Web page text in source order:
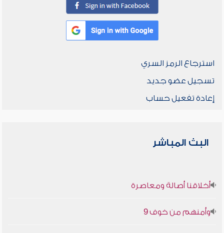
استرجاع الرمز السري
تسجيل عضو جديد
إعادة تفعيل حساب
البث المباشر
أخلاقنا أصالة ومعاصرة
وأمنهم من خوف 9